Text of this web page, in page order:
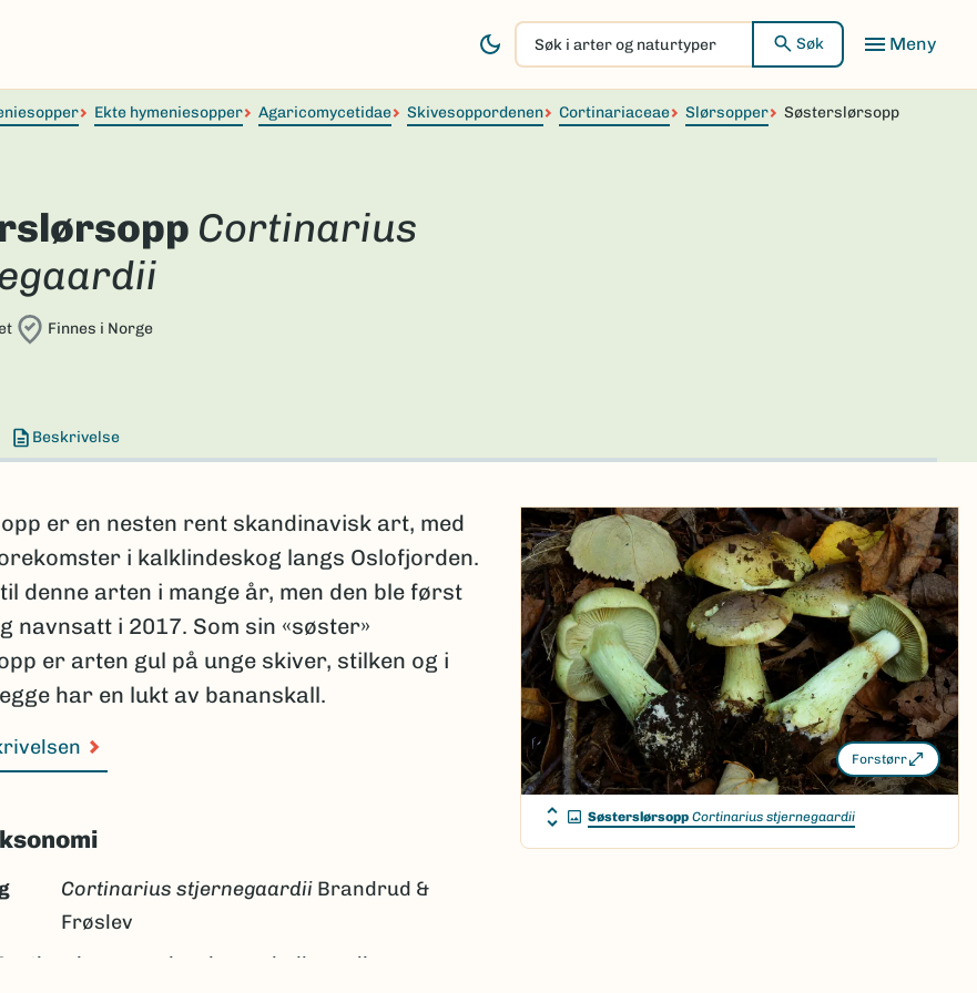
Søk
i
arter
og
Søk
Ekte hymeniesopper Agaricomycetidae Skivesoppordenen Cortinariaceae Slørsopper Søsterslørsopp
Cortinarius
Finnes i Norge
Beskrivelse
er en nesten rent skandinavisk art, med
i kalklindeskog langs Oslofjorden.
denne arten i mange år, men den ble først
navnsatt i 2017. Som sin «søster»
er arten gul på unge skiver, stilken og i
har en lukt av bananskall.
Cortinarius stjernegaardiiBrandrud &
Frøslev
Cortinarius nanceiensis bulbopodius
Forstørr
Søsterslørsopp Cortinarius stjernegaardii